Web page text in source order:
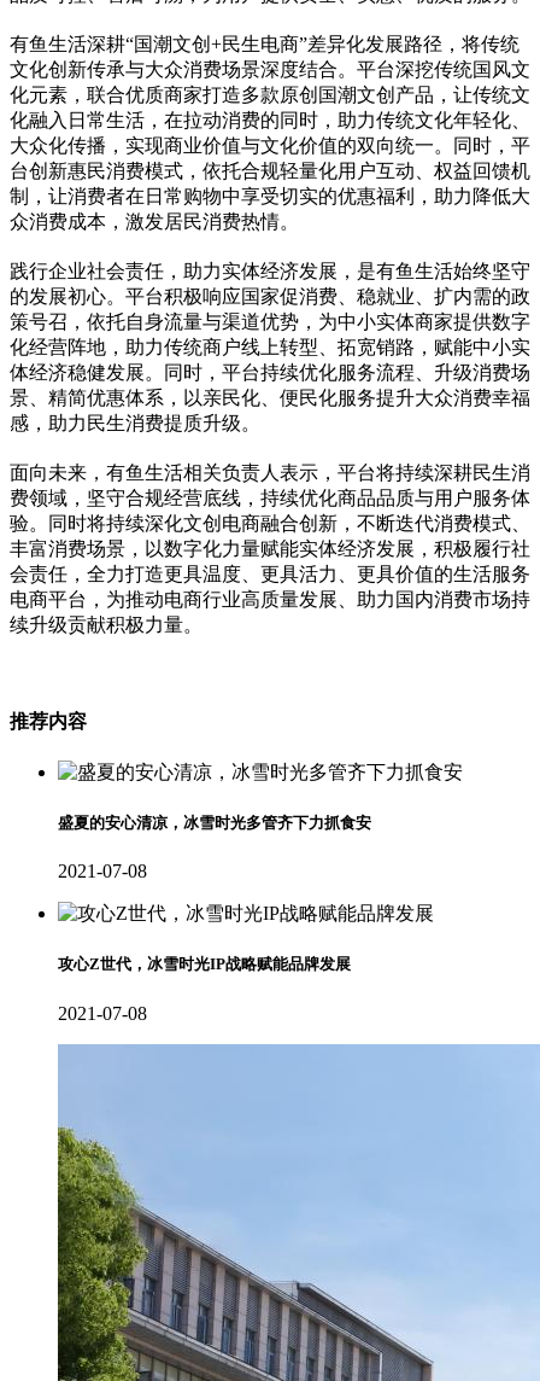
有鱼生活深耕“国潮文创+民生电商”差异化发展路径，将传统
文化创新传承与大众消费场景深度结合。平台深挖传统国风文
化元素，联合优质商家打造多款原创国潮文创产品，让传统文
化融入日常生活，在拉动消费的同时，助力传统文化年轻化、
大众化传播，实现商业价值与文化价值的双向统一。同时，平
台创新惠民消费模式，依托合规轻量化用户互动、权益回馈机
制，让消费者在日常购物中享受切实的优惠福利，助力降低大
众消费成本，激发居民消费热情。
践行企业社会责任，助力实体经济发展，是有鱼生活始终坚守
的发展初心。平台积极响应国家促消费、稳就业、扩内需的政
策号召，依托自身流量与渠道优势，为中小实体商家提供数字
化经营阵地，助力传统商户线上转型、拓宽销路，赋能中小实
体经济稳健发展。同时，平台持续优化服务流程、升级消费场
景、精简优惠体系，以亲民化、便民化服务提升大众消费幸福
感，助力民生消费提质升级。
面向未来，有鱼生活相关负责人表示，平台将持续深耕民生消
费领域，坚守合规经营底线，持续优化商品品质与用户服务体
验。同时将持续深化文创电商融合创新，不断迭代消费模式、
丰富消费场景，以数字化力量赋能实体经济发展，积极履行社
会责任，全力打造更具温度、更具活力、更具价值的生活服务
电商平台，为推动电商行业高质量发展、助力国内消费市场持
续升级贡献积极力量。
推荐内容
盛夏的安心清凉，冰雪时光多管齐下力抓食安
2021-07-08
攻心Z世代，冰雪时光IP战略赋能品牌发展
2021-07-08